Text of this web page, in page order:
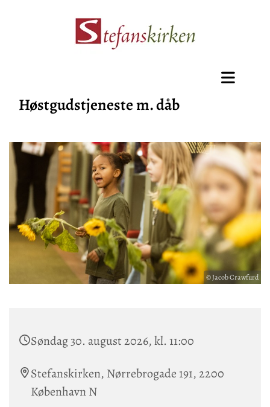
Høstgudstjeneste m. dåb
© Jacob Crawfurd
Søndag 30. august 2026, kl. 11:00
Stefanskirken, Nørrebrogade 191, 2200
København N